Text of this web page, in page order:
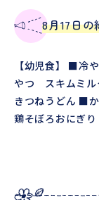
8月17日の
【幼児食】 ■冷
やつ スキムミル
きつねうどん ■
鶏そぼろおにぎり